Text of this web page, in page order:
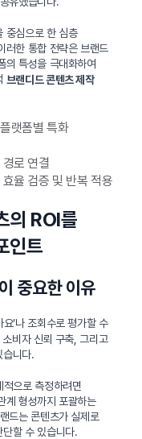
중심으로 한 심층
러한 통합 전략은 브랜드
의 특성을 극대화하여
브랜디드 콘텐츠 제작
랫폼별 특화
로 연결
율 검증 및 반복 적용
의 ROI를
인트
중요한 이유
요’나 조회수로 평가할 수
비자 신뢰 구축, 그리고
습니다.
으로 측정하려면
계 형성까지 포괄하는
드는 콘텐츠가 실제로
할 수 있습니다.